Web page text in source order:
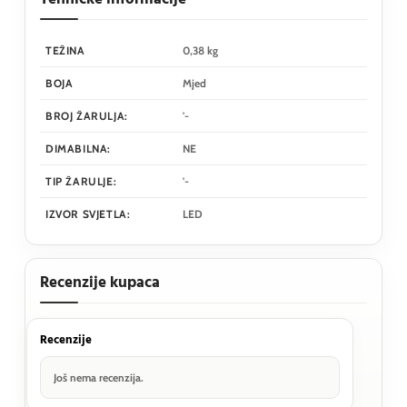
TEŽINA 0,38 kg
BOJA Mjed
BROJ ŽARULJA: '-
DIMABILNA: NE
TIP ŽARULJE: '-
IZVOR SVJETLA: LED
Recenzije kupaca
Recenzije
Još nema recenzija.